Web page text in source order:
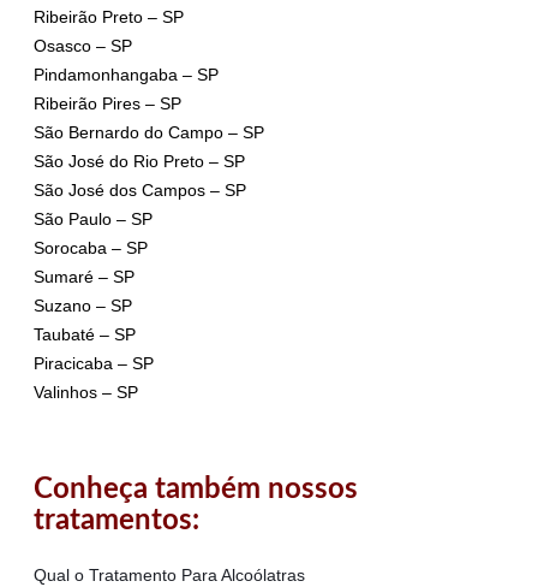
Ribeirão Preto – SP
Osasco – SP
Pindamonhangaba – SP
Ribeirão Pires – SP
São Bernardo do Campo – SP
São José do Rio Preto – SP
São José dos Campos – SP
São Paulo – SP
Sorocaba – SP
Sumaré – SP
Suzano – SP
Taubaté – SP
Piracicaba – SP
Valinhos – SP
Conheça também nossos
tratamentos:
Qual o Tratamento Para Alcoólatras